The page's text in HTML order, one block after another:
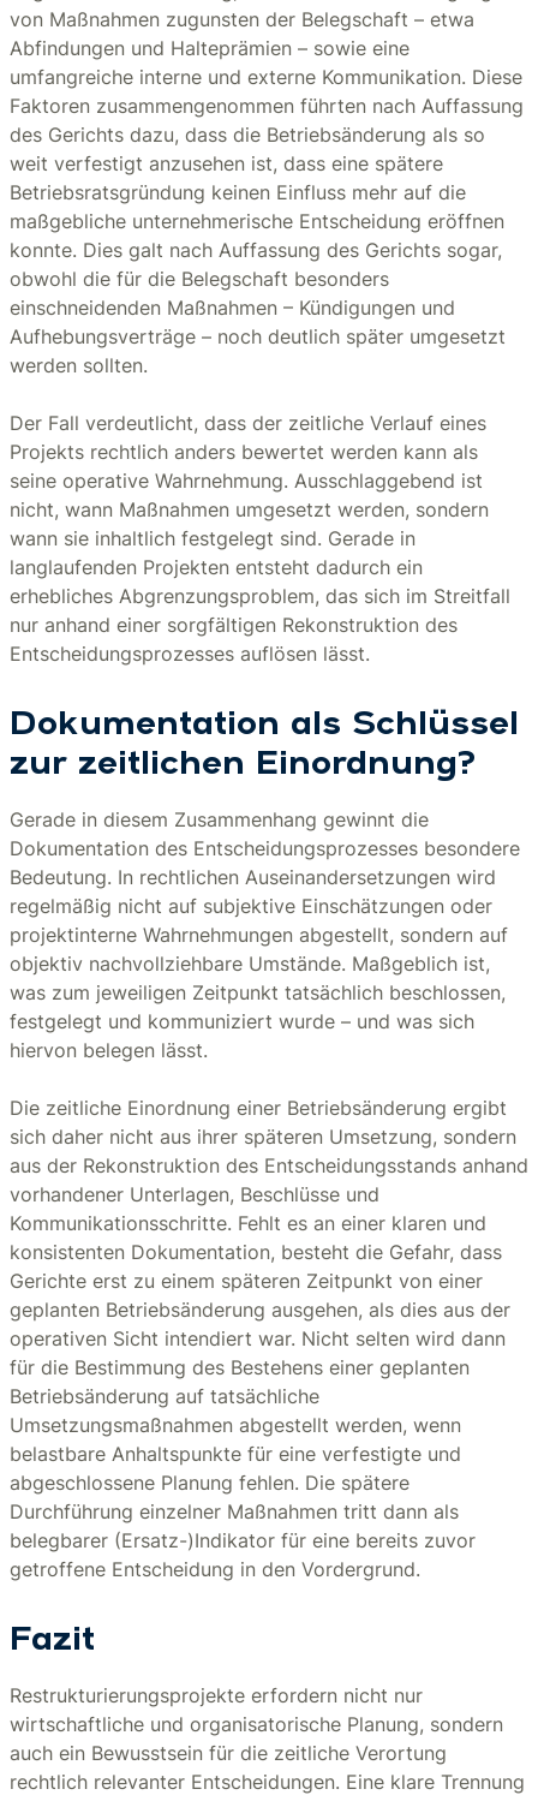
von Maßnahmen zugunsten der Belegschaft – etwa
Abfindungen und Halteprämien – sowie eine
umfangreiche interne und externe Kommunikation. Diese
Faktoren zusammengenommen führten nach Auffassung
des Gerichts dazu, dass die Betriebsänderung als so
weit verfestigt anzusehen ist, dass eine spätere
Betriebsratsgründung keinen Einfluss mehr auf die
maßgebliche unternehmerische Entscheidung eröffnen
konnte. Dies galt nach Auffassung des Gerichts sogar,
obwohl die für die Belegschaft besonders
einschneidenden Maßnahmen – Kündigungen und
Aufhebungsverträge – noch deutlich später umgesetzt
werden sollten.
Der Fall verdeutlicht, dass der zeitliche Verlauf eines
Projekts rechtlich anders bewertet werden kann als
seine operative Wahrnehmung. Ausschlaggebend ist
nicht, wann Maßnahmen umgesetzt werden, sondern
wann sie inhaltlich festgelegt sind. Gerade in
langlaufenden Projekten entsteht dadurch ein
erhebliches Abgrenzungsproblem, das sich im Streitfall
nur anhand einer sorgfältigen Rekonstruktion des
Entscheidungsprozesses auflösen lässt.
Dokumentation als Schlüssel
zur zeitlichen Einordnung?
Gerade in diesem Zusammenhang gewinnt die
Dokumentation des Entscheidungsprozesses besondere
Bedeutung. In rechtlichen Auseinandersetzungen wird
regelmäßig nicht auf subjektive Einschätzungen oder
projektinterne Wahrnehmungen abgestellt, sondern auf
objektiv nachvollziehbare Umstände. Maßgeblich ist,
was zum jeweiligen Zeitpunkt tatsächlich beschlossen,
festgelegt und kommuniziert wurde – und was sich
hiervon belegen lässt.
Die zeitliche Einordnung einer Betriebsänderung ergibt
sich daher nicht aus ihrer späteren Umsetzung, sondern
aus der Rekonstruktion des Entscheidungsstands anhand
vorhandener Unterlagen, Beschlüsse und
Kommunikationsschritte. Fehlt es an einer klaren und
konsistenten Dokumentation, besteht die Gefahr, dass
Gerichte erst zu einem späteren Zeitpunkt von einer
geplanten Betriebsänderung ausgehen, als dies aus der
operativen Sicht intendiert war. Nicht selten wird dann
für die Bestimmung des Bestehens einer geplanten
Betriebsänderung auf tatsächliche
Umsetzungsmaßnahmen abgestellt werden, wenn
belastbare Anhaltspunkte für eine verfestigte und
abgeschlossene Planung fehlen. Die spätere
Durchführung einzelner Maßnahmen tritt dann als
belegbarer (Ersatz-)Indikator für eine bereits zuvor
getroffene Entscheidung in den Vordergrund.
Fazit
Restrukturierungsprojekte erfordern nicht nur
wirtschaftliche und organisatorische Planung, sondern
auch ein Bewusstsein für die zeitliche Verortung
rechtlich relevanter Entscheidungen. Eine klare Trennung